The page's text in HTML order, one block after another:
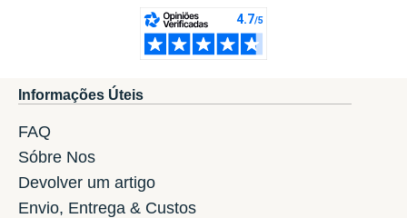
Informações Úteis
FAQ
Sóbre Nos
Devolver um artigo
Envio, Entrega & Custos